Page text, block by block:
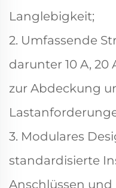
Langlebigkeit;
2. Umfassende
darunter 10 A, 20
zur Abdeckung
3. Modulares
standardisierte
Anschlüssen